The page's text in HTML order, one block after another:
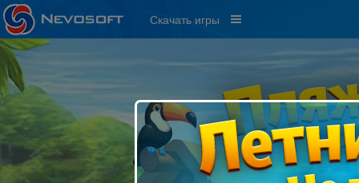
Скачать игры